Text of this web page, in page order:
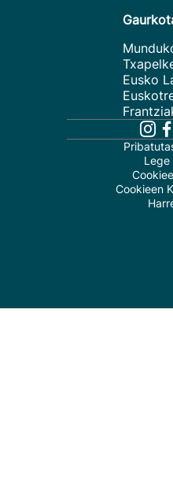
Eusko
Lege
Cookieen